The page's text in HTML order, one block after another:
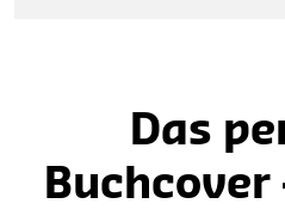
Das
Buchcover